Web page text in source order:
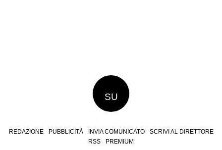
SU
REDAZIONE PUBBLICITÀ INVIA COMUNICATO
SCRIVI AL DIRETTORE
RSS
PREMIUM